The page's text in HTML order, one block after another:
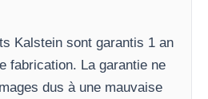
Kalstein sont garantis 1 an
fabrication. La garantie ne
dus à une mauvaise